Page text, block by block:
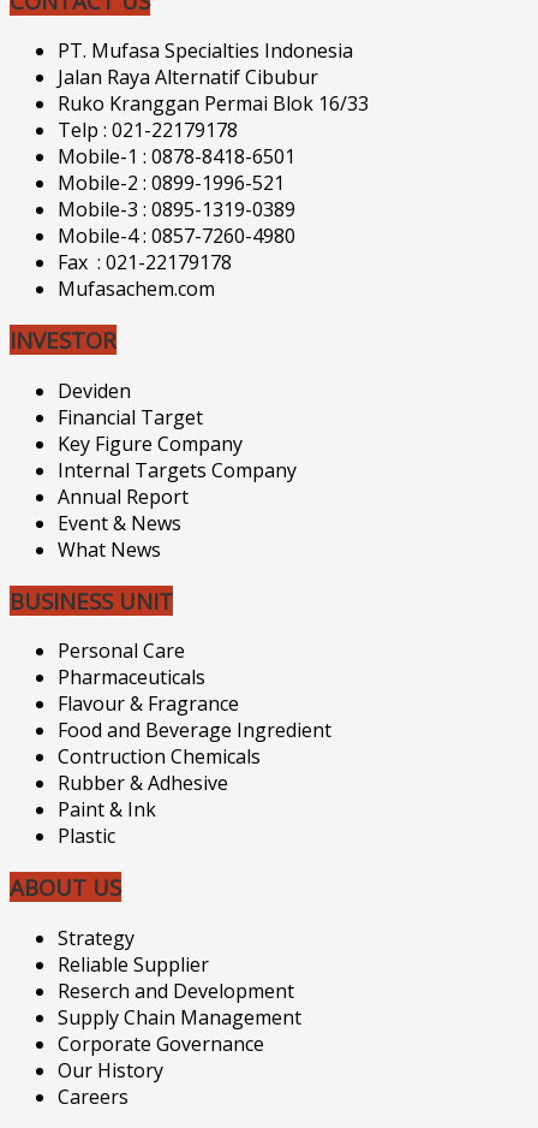
PT. Mufasa Specialties Indonesia
Jalan Raya Alternatif Cibubur
Ruko Kranggan Permai Blok 16/33
Telp : 021-22179178
Mobile-1 : 0878-8418-6501
Mobile-2 : 0899-1996-521
Mobile-3 : 0895-1319-0389
Mobile-4 : 0857-7260-4980
Fax : 021-22179178
Mufasachem.com
INVESTOR
Deviden
Financial Target
Key Figure Company
Internal Targets Company
Annual Report
Event & News
What News
BUSINESS UNIT
Personal Care
Pharmaceuticals
Flavour & Fragrance
Food and Beverage Ingredient
Contruction Chemicals
Rubber & Adhesive
Paint & Ink
Plastic
ABOUT US
Strategy
Reliable Supplier
Reserch and Development
Supply Chain Management
Corporate Governance
Our History
Careers